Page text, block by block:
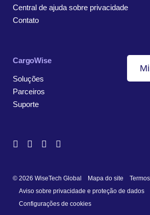
Central de ajuda sobre privacidade
Contato
CargoWise
Soluções
Parceiros
Suporte
© 2026 WiseTech Global Mapa do site
Aviso sobre privacidade e proteção de dados
Configurações de cookies